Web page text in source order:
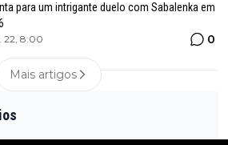
para um intrigante duelo com Sabalenka em
22, 8:00 0
Mais artigos